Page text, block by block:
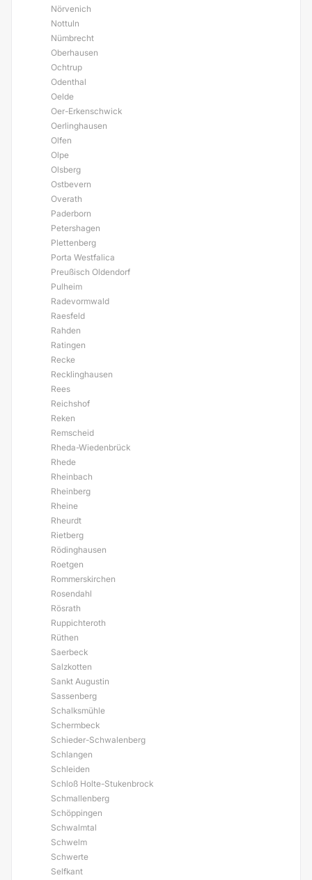
Nörvenich
Nottuln
Nümbrecht
Oberhausen
Ochtrup
Odenthal
Oelde
Oer-Erkenschwick
Oerlinghausen
Olfen
Olpe
Olsberg
Ostbevern
Overath
Paderborn
Petershagen
Plettenberg
Porta Westfalica
Preußisch Oldendorf
Pulheim
Radevormwald
Raesfeld
Rahden
Ratingen
Recke
Recklinghausen
Rees
Reichshof
Reken
Remscheid
Rheda-Wiedenbrück
Rhede
Rheinbach
Rheinberg
Rheine
Rheurdt
Rietberg
Rödinghausen
Roetgen
Rommerskirchen
Rosendahl
Rösrath
Ruppichteroth
Rüthen
Saerbeck
Salzkotten
Sankt Augustin
Sassenberg
Schalksmühle
Schermbeck
Schieder-Schwalenberg
Schlangen
Schleiden
Schloß Holte-Stukenbrock
Schmallenberg
Schöppingen
Schwalmtal
Schwelm
Schwerte
Selfkant